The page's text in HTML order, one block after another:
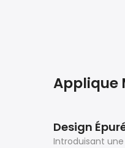
Applique
Design
Introduisant